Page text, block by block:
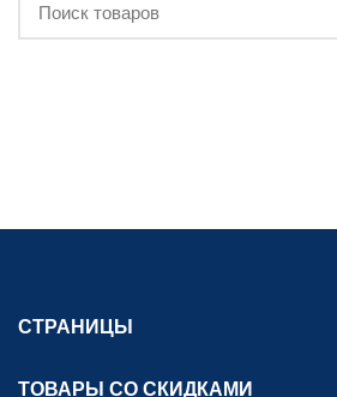
СТРАНИЦЫ
ТОВАРЫ СО СКИДКАМИ